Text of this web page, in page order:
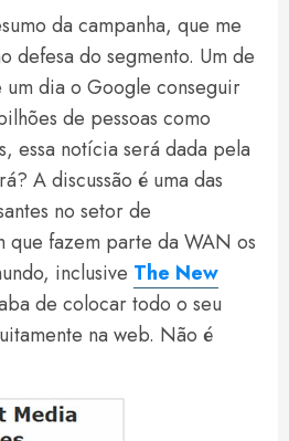
da campanha, que me
defesa do segmento. Um de
um dia o Google conseguir
de pessoas como
essa notícia será dada pela
A discussão é uma das
no setor de
que fazem parte da WAN os
inclusive The New
de colocar todo o seu
na web. Não é